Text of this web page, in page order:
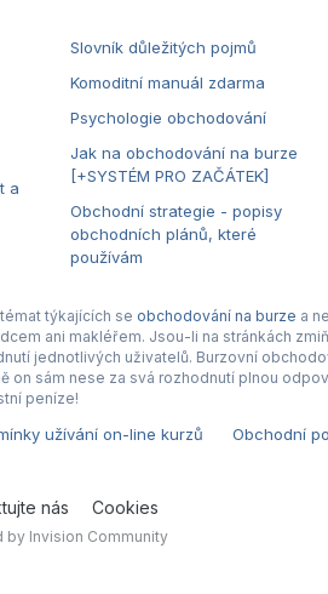
a
Slovník důležitých pojmů
Komoditní manuál zdarma
Psychologie obchodování
Jak na obchodování na burze
[+SYSTÉM PRO ZAČÁTEK]
Obchodní strategie - popisy
obchodních plánů, které
používám
týkajících se obchodování na burze a
ani makléřem. Jsou-li na stránkách
jednotlivých uživatelů. Burzovní
sám nese za svá rozhodnutí plnou
peníze!
užívání on-line kurzů Obchodní
nás Cookies
by Invision Community